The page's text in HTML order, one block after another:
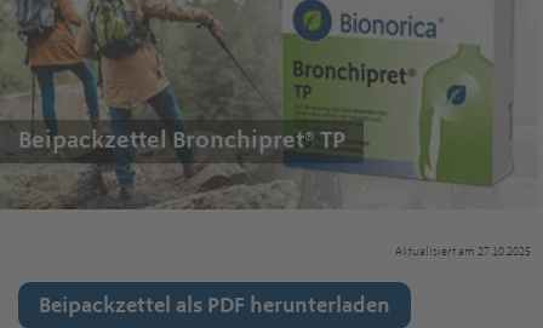
Beipackzettel Bronchipret® TP
Aktualisiert am 27.10.2025
Beipackzettel als PDF herunterladen